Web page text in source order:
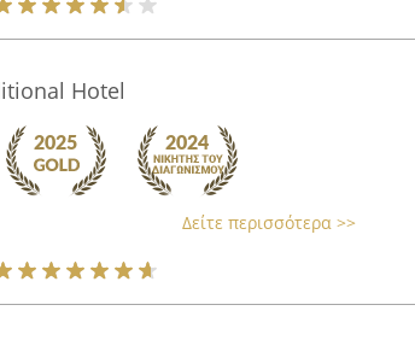
Hotel
Δείτε περισσότερα >>